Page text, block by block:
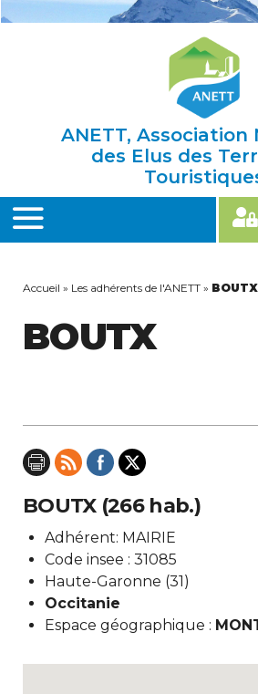
ANETT, Association
des Elus des
MENU
Accueil » Les adhérents de l'ANETT » BOUTX
BOUTX
BOUTX (266 hab.)
Adhérent: MAIRIE
Code insee : 31085
Haute-Garonne (31)
Occitanie
Espace géographique :